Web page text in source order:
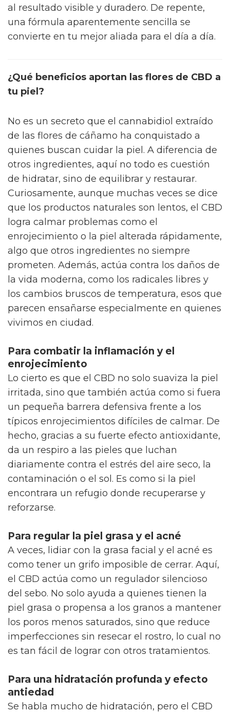
al resultado visible y duradero. De repente,
una fórmula aparentemente sencilla se
convierte en tu mejor aliada para el día a día.
¿Qué beneficios aportan las flores de CBD a
tu piel?
No es un secreto que el cannabidiol extraído
de las flores de cáñamo ha conquistado a
quienes buscan cuidar la piel. A diferencia de
otros ingredientes, aquí no todo es cuestión
de hidratar, sino de equilibrar y restaurar.
Curiosamente, aunque muchas veces se dice
que los productos naturales son lentos, el CBD
logra calmar problemas como el
enrojecimiento o la piel alterada rápidamente,
algo que otros ingredientes no siempre
prometen. Además, actúa contra los daños de
la vida moderna, como los radicales libres y
los cambios bruscos de temperatura, esos que
parecen ensañarse especialmente en quienes
vivimos en ciudad.
Para combatir la inflamación y el
enrojecimiento
Lo cierto es que el CBD no solo suaviza la piel
irritada, sino que también actúa como si fuera
un pequeña barrera defensiva frente a los
típicos enrojecimientos difíciles de calmar. De
hecho, gracias a su fuerte efecto antioxidante,
da un respiro a las pieles que luchan
diariamente contra el estrés del aire seco, la
contaminación o el sol. Es como si la piel
encontrara un refugio donde recuperarse y
reforzarse.
Para regular la piel grasa y el acné
A veces, lidiar con la grasa facial y el acné es
como tener un grifo imposible de cerrar. Aquí,
el CBD actúa como un regulador silencioso
del sebo. No solo ayuda a quienes tienen la
piel grasa o propensa a los granos a mantener
los poros menos saturados, sino que reduce
imperfecciones sin resecar el rostro, lo cual no
es tan fácil de lograr con otros tratamientos.
Para una hidratación profunda y efecto
antiedad
Se habla mucho de hidratación, pero el CBD